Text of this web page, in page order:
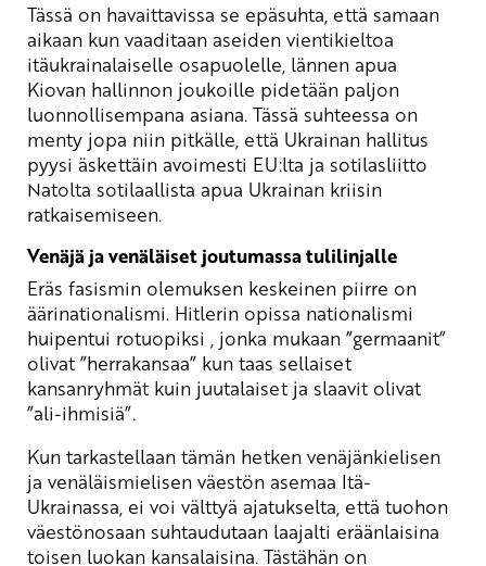
Tässä on havaittavissa se epäsuhta, että samaan
aikaan kun vaaditaan aseiden vientikieltoa
itäukrainalaiselle osapuolelle, lännen apua
Kiovan hallinnon joukoille pidetään paljon
luonnollisempana asiana. Tässä suhteessa on
menty jopa niin pitkälle, että Ukrainan hallitus
pyysi äskettäin avoimesti EU:lta ja sotilasliitto
Natolta sotilaallista apua Ukrainan kriisin
ratkaisemiseen.
Venäjä ja venäläiset joutumassa tulilinjalle
Eräs fasismin olemuksen keskeinen piirre on
äärinationalismi. Hitlerin opissa nationalismi
huipentui rotuopiksi , jonka mukaan ”germaanit”
olivat ”herrakansaa” kun taas sellaiset
kansanryhmät kuin juutalaiset ja slaavit olivat
”ali-ihmisiä”.
Kun tarkastellaan tämän hetken venäjänkielisen
ja venäläismielisen väestön asemaa Itä-
Ukrainassa, ei voi välttyä ajatukselta, että tuohon
väestönosaan suhtaudutaan laajalti eräänlaisina
toisen luokan kansalaisina. Tästähän on